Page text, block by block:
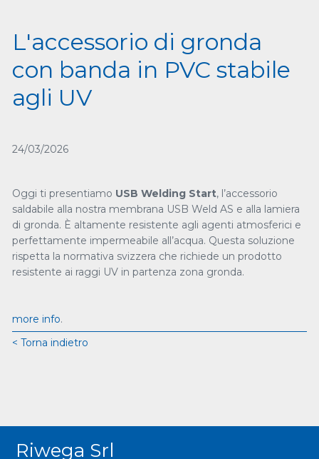
L'accessorio di gronda
con banda in PVC stabile
agli UV
24/03/2026
Oggi ti presentiamo USB Welding Start, l’accessorio
saldabile alla nostra membrana USB Weld AS e alla lamiera
di gronda. È altamente resistente agli agenti atmosferici e
perfettamente impermeabile all’acqua. Questa soluzione
rispetta la normativa svizzera che richiede un prodotto
resistente ai raggi UV in partenza zona gronda.
more info.
< Torna indietro
Riwega Srl